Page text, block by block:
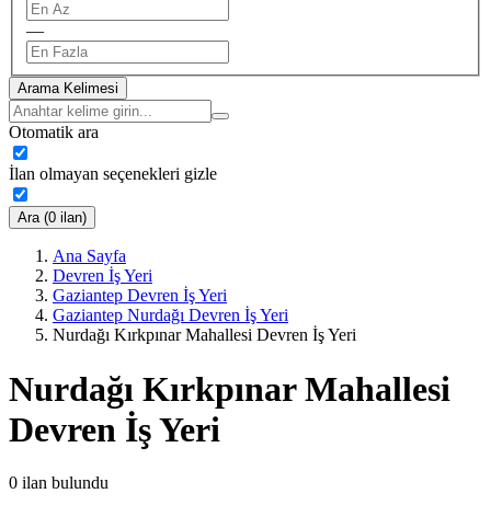
—
Arama Kelimesi
Otomatik ara
İlan olmayan seçenekleri gizle
Ara (0 ilan)
Ana Sayfa
Devren İş Yeri
Gaziantep Devren İş Yeri
Gaziantep Nurdağı Devren İş Yeri
Nurdağı Kırkpınar Mahallesi Devren İş Yeri
Nurdağı Kırkpınar Mahallesi
Devren İş Yeri
0 ilan bulundu